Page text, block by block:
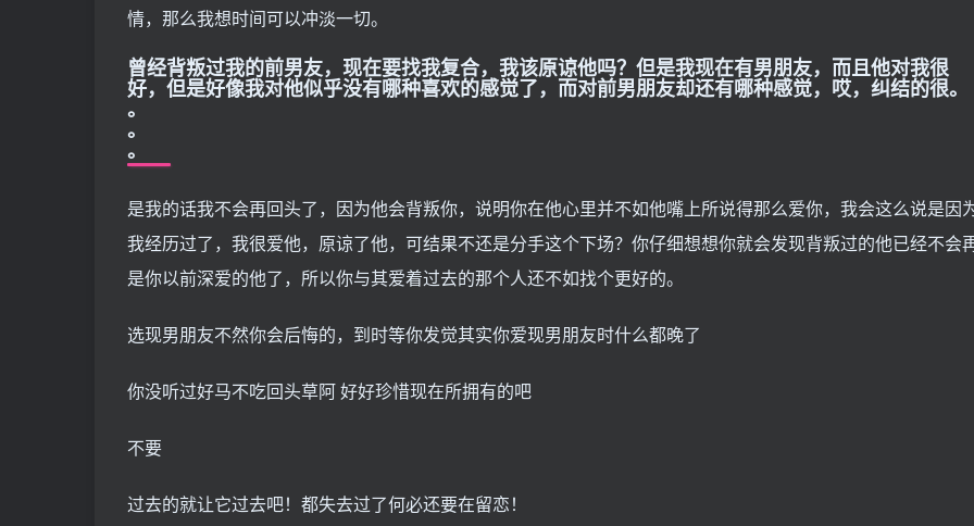
情，那么我想时间可以冲淡一切。
曾经背叛过我的前男友，现在要找我复合，我该原谅他吗？但是我现在有男朋友，而且他对我很
好，但是好像我对他似乎没有哪种喜欢的感觉了，而对前男朋友却还有哪种感觉，哎，纠结的很。
。
。
。
是我的话我不会再回头了，因为他会背叛你，说明你在他心里并不如他嘴上所说得那么爱你，我会这么说是因
我经历过了，我很爱他，原谅了他，可结果不还是分手这个下场？你仔细想想你就会发现背叛过的他已经不会
是你以前深爱的他了，所以你与其爱着过去的那个人还不如找个更好的。
选现男朋友不然你会后悔的，到时等你发觉其实你爱现男朋友时什么都晚了
你没听过好马不吃回头草阿 好好珍惜现在所拥有的吧
不要
过去的就让它过去吧！都失去过了何必还要在留恋！